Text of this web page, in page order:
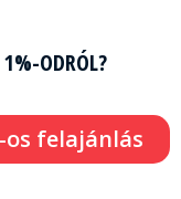
1%-ODRÓL?
os felajánlás